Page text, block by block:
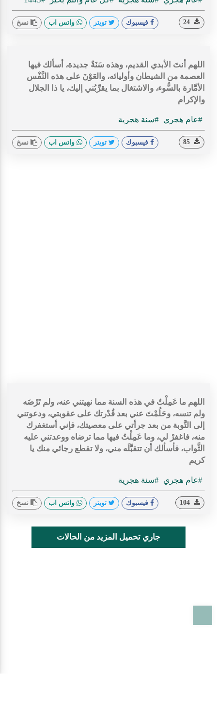
فيسبوك تويتر واتس اب نسخ
اللهم أنتَ الأبدي القديم، وهذه سَنَةٌ جديدة، أسألك فيها
العصمة من الشيطان وأوليائه، والعَوْنَ على هذه النَّفْس
الأمَّارة بالسُّوء، والاشتغال بما يقرِّبُني إليك، يا ذا الجلال
والإكرام
#عام هجري #سنة هجرية
فيسبوك تويتر واتس اب نسخ
اللهم ما عَمِلْتُ في هذه السنة مما نهيتني عنه، ولم تَرْضَه
ولم تنسه، وحَلُمْتَ عني بعد قُدْرتك على عقوبتي، ودعوتني
إلى التَّوبة من بعد جرأتي على معصيتك، فإني أستغفرك
منه، فاغفرْ لي، وما عَمِلْتُ فيها مما ترضاه ووعدتني عليه
الثَّواب، فأسألك أن تتقبَّلَه مني، ولا تقطع رجائي منك يا
كريم
#عام هجري #سنة هجرية
فيسبوك تويتر واتس اب نسخ
جاري تحميل المزيد من الحالات